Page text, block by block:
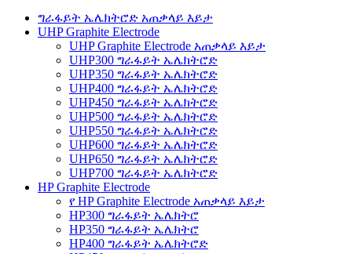
ግራፋይት ኤሌክትሮድ አጠቃላይ እይታ
UHP Graphite Electrode
UHP Graphite Electrode አጠቃላይ እይታ
UHP300 ግራፋይት ኤሌክትሮድ
UHP350 ግራፋይት ኤሌክትሮድ
UHP400 ግራፋይት ኤሌክትሮድ
UHP450 ግራፋይት ኤሌክትሮድ
UHP500 ግራፋይት ኤሌክትሮድ
UHP550 ግራፋይት ኤሌክትሮድ
UHP600 ግራፋይት ኤሌክትሮድ
UHP650 ግራፋይት ኤሌክትሮድ
UHP700 ግራፋይት ኤሌክትሮድ
HP Graphite Electrode
የ HP Graphite Electrode አጠቃላይ እይታ
HP300 ግራፋይት ኤሌክትሮ
HP350 ግራፋይት ኤሌክትሮ
HP400 ግራፋይት ኤሌክትሮድ